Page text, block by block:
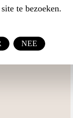
te bezoeken.
NEE